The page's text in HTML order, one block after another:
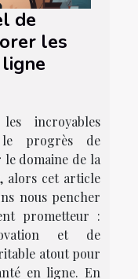
de
les
incroyables
le progrès de
domaine de la
alors cet article
nous pencher
prometteur :
et de
atout pour
en ligne. En